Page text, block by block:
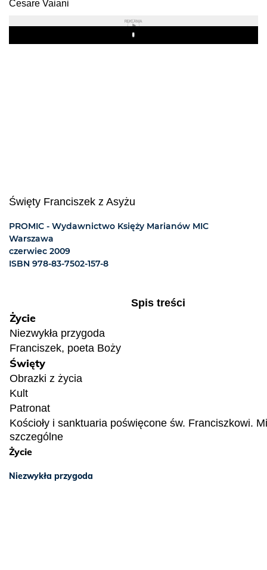
Cesare Vaiani
REKLAMA
Play
Święty Franciszek z Asyżu
PROMIC - Wydawnictwo Księży Marianów MIC
Warszawa
czerwiec 2009
ISBN 978-83-7502-157-8
Spis treści
Życie
Niezwykła przygoda
Franciszek, poeta Boży
Święty
Obrazki z życia
Kult
Patronat
Kościoły i sanktuaria poświęcone św. Franciszkowi.
szczególne
Życie
Niezwykła przygoda